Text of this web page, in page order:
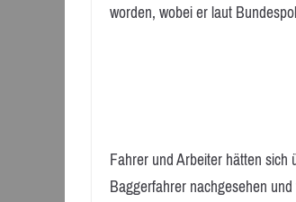
worden, wobei er laut
Fahrer und Arbeiter hätten
Baggerfahrer nachgesehen